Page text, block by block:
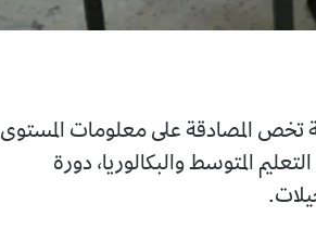
تخص المصادقة على معلومات المستوى
المتوسط والبكالوريا، دورة